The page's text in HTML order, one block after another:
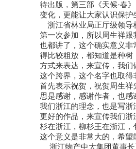
待出版，第三部《天候·春
变化，更能让大家认识保护
浙江省林业局正厅级领导
第一次参加，所以周生祥
也都讲了，这个确实意义
得比较粗放，都知道是种
方式来表达，来宣传，我
这个跨界，这个名字也取
首先表示祝贺，祝贺周生
思是感谢，感谢作者，也
我们浙江的理念，也是写
更好的作品，来宣传我们
杉在浙江，柳杉王在浙江，
这个意义是非常大的，希望
浙江物产中大集团董事长